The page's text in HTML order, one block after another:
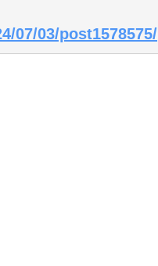
07/03/post1578575/